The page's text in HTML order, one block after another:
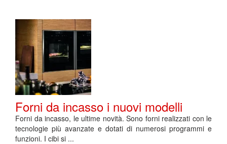
Forni da incasso i nuovi modelli
Forni da incasso, le ultime novità. Sono forni realizzati con le
tecnologie più avanzate e dotati di numerosi programmi e
funzioni. I cibi si ...